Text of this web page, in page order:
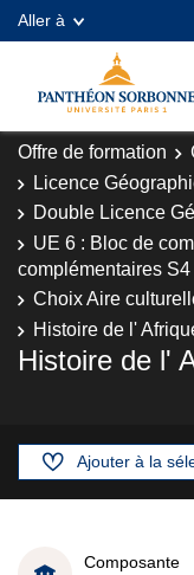
Aller à
Offre de formation
Licence
Double Licence
UE 6 : Bloc de
complémentaires S4
Choix Aire
Histoire de l'
Histoire de l'
Ajouter à la
Composante